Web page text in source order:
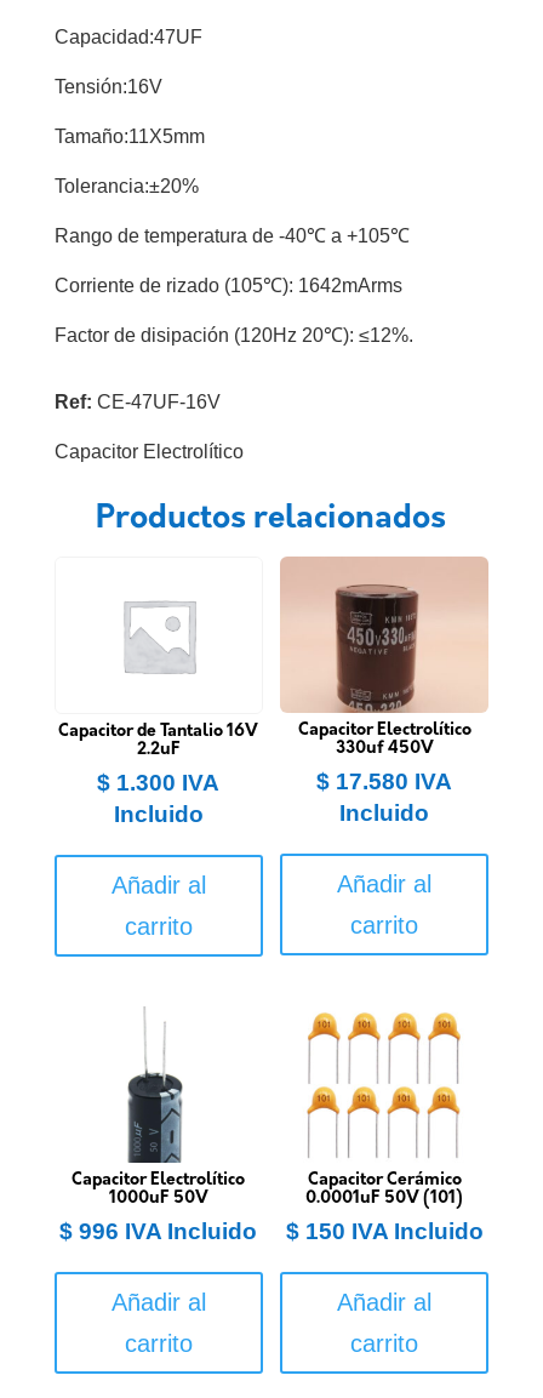
Capacidad:47UF
Tensión:16V
Tamaño:11X5mm
Tolerancia:±20%
Rango de temperatura de -40℃ a +105℃
Corriente de rizado (105℃): 1642mArms
Factor de disipación (120Hz 20℃): ≤12%.
Ref: CE-47UF-16V
Capacitor Electrolítico
Productos relacionados
Capacitor de Tantalio 16V
2.2uF
$ 1.300 IVA
Incluido
Añadir al
carrito
Capacitor Electrolítico
330uf 450V
$ 17.580 IVA
Incluido
Añadir al
carrito
Capacitor Electrolítico
1000uF 50V
$ 996 IVA Incluido
Añadir al
carrito
Capacitor Cerámico
0.0001uF 50V (101)
$150 IVA Incluido
Añadir al
carrito